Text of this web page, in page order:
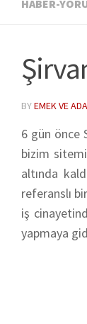
HABER-
BYEMEK VE
6 gün önce
bizim
altında
referanslı
iş
yapmaya